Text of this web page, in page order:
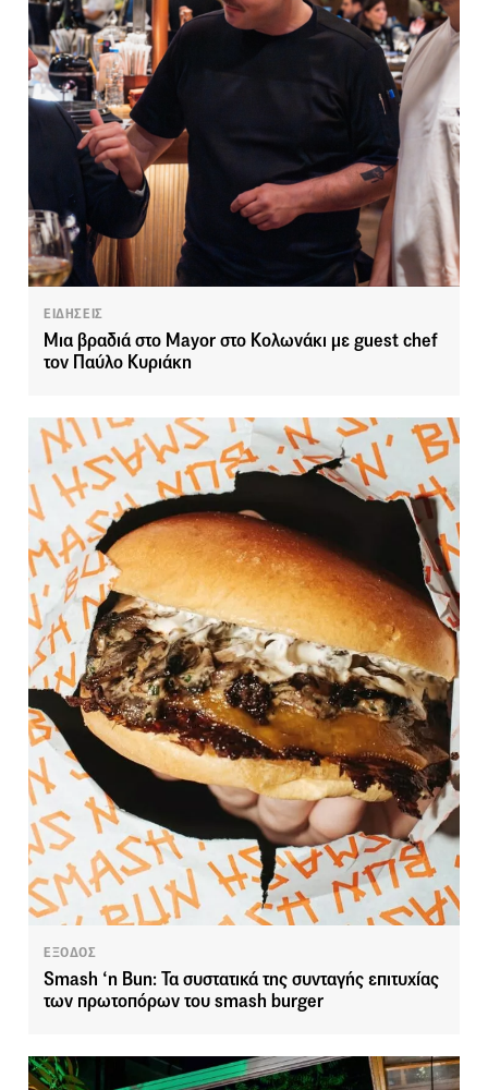
ΕΙΔΗΣΕΙΣ
Μια βραδιά στο Mayor στο Κολωνάκι με guest chef
τον Παύλο Κυριάκη
ΕΞΟΔΟΣ
Smash ‘n Bun: Τα συστατικά της συνταγής επιτυχίας
των πρωτοπόρων του smash burger